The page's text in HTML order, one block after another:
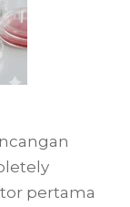
pertama